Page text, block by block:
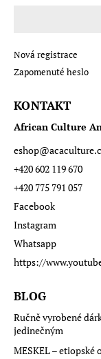
Nová registrace
Zapomenuté heslo
KONTAKT
African Culture
eshop@
+420 602 119 670
+420 775 791 057
Facebook
Instagram
Whatsapp
https://
BLOG
Ručně vyrobené
jedinečným
MESKEL – etiopské